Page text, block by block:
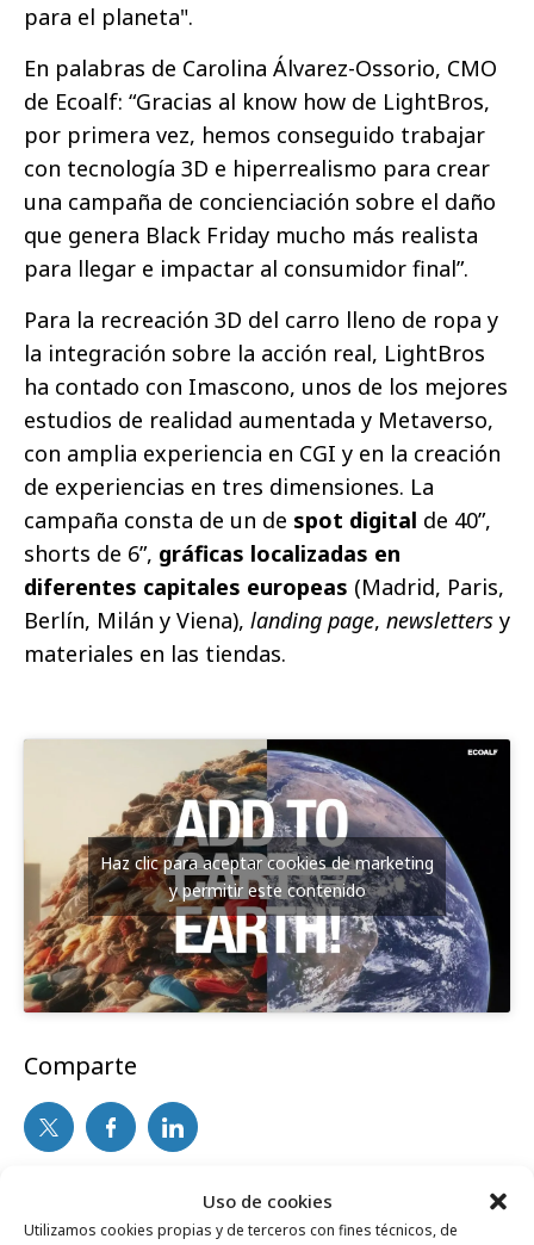
Uso de cookies
Utilizamos cookies propias y de terceros con fines técnicos, de
para el planeta".
En palabras de Carolina Álvarez-Ossorio, CMO
de Ecoalf: “Gracias al know how de LightBros,
por primera vez, hemos conseguido trabajar
con tecnología 3D e hiperrealismo para crear
una campaña de concienciación sobre el daño
que genera Black Friday mucho más realista
para llegar e impactar al consumidor final”.
Para la recreación 3D del carro lleno de ropa y
la integración sobre la acción real, LightBros
ha contado con Imascono, unos de los mejores
estudios de realidad aumentada y Metaverso,
con amplia experiencia en CGI y en la creación
de experiencias en tres dimensiones. La
campaña consta de un de spot digital de 40”,
shorts de 6”, gráficas localizadas en
diferentes capitales europeas (Madrid, Paris,
Berlín, Milán y Viena), landing page, newsletters y
materiales en las tiendas.
Haz clic para aceptar cookies de marketing
y permitir este contenido
Comparte
Noticias Relacionadas